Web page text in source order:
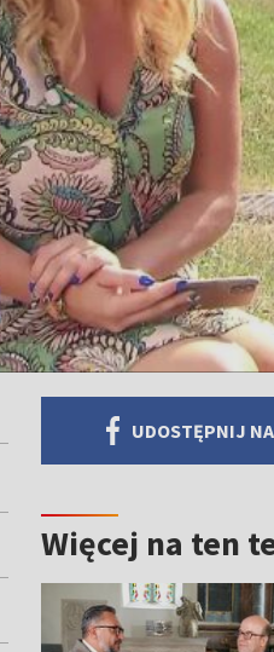
UDOSTĘPNIJ
Więcej na ten